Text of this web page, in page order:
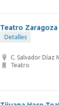
Teatro Zaragoza
Detalles
C. Salvador Díaz
Teatro